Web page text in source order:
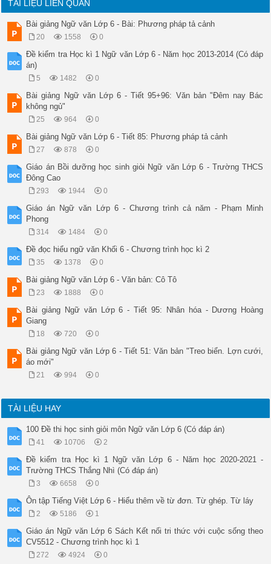
TÀI LIỆU LIÊN QUAN
Bài giảng Ngữ văn Lớp 6 - Bài: Phương pháp tả cảnh
20 1558 0
Đề kiểm tra Học kì 1 Ngữ văn Lớp 6 - Năm học 2013-2014 (Có đáp
án)
5 1482 0
Bài giảng Ngữ văn Lớp 6 - Tiết 95+96: Văn bản "Đêm nay Bác
không ngủ"
25 964 0
Bài giảng Ngữ văn Lớp 6 - Tiết 85: Phương pháp tả cảnh
27 878 0
Giáo án Bồi dưỡng học sinh giỏi Ngữ văn Lớp 6 - Trường THCS
Đông Cao
293 1944 0
Giáo án Ngữ văn Lớp 6 - Chương trình cả năm - Phạm Minh
Phong
314 1484 0
Đề đọc hiểu ngữ văn Khối 6 - Chương trình học kì 2
35 1378 0
Bài giảng Ngữ văn Lớp 6 - Văn bản: Cô Tô
23 1888 0
Bài giảng Ngữ văn Lớp 6 - Tiết 95: Nhân hóa - Dương Hoàng
Giang
18 720 0
Bài giảng Ngữ văn Lớp 6 - Tiết 51: Văn bản "Treo biển. Lợn cưới,
áo mới"
21 994 0
TÀI LIỆU HAY
100 Đề thi học sinh giỏi môn Ngữ văn Lớp 6 (Có đáp án)
41 10706 2
Đề kiểm tra Học kì 1 Ngữ văn Lớp 6 - Năm học 2020-2021 -
Trường THCS Thắng Nhì (Có đáp án)
3 6658 0
Ôn tập Tiếng Việt Lớp 6 - Hiểu thêm về từ đơn. Từ ghép. Từ láy
2 5186 1
Giáo án Ngữ văn Lớp 6 Sách Kết nối tri thức với cuộc sống theo
CV5512 - Chương trình học kì 1
272 4924 0